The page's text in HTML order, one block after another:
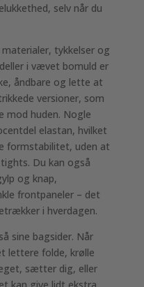
selv når du
tykkelser og
i vævet bomuld er
åndbare og lette at
versioner, som
mod huden. Nogle
elastan, hvilket
formstabilitet, uden at
Du kan også
og knap,
frontpaneler – det
i hverdagen.
sine bagsider. Når
lettere folde, krølle
sætter dig, eller
kan give lidt ekstra